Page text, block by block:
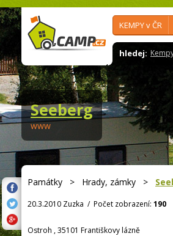
KEMPY v ČR
hledej:
Seeberg
www
Památky > Hrady, zámky >
20.3.2010 Zuzka / Počet zobrazení: 190
Ostroh , 35101 Františkovy lázně